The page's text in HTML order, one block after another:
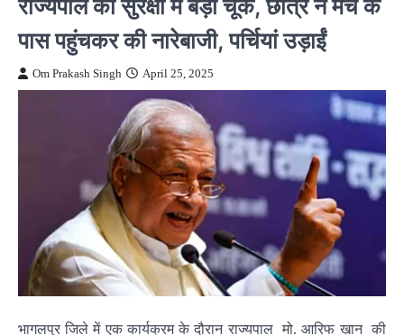
पास पहुंचकर की नारेबाजी, पर्चियां उड़ाईं
Om Prakash Singh April 25, 2025
भागलपुर जिले में एक कार्यक्रम के दौरान राज्यपाल मो. आरिफ खान की